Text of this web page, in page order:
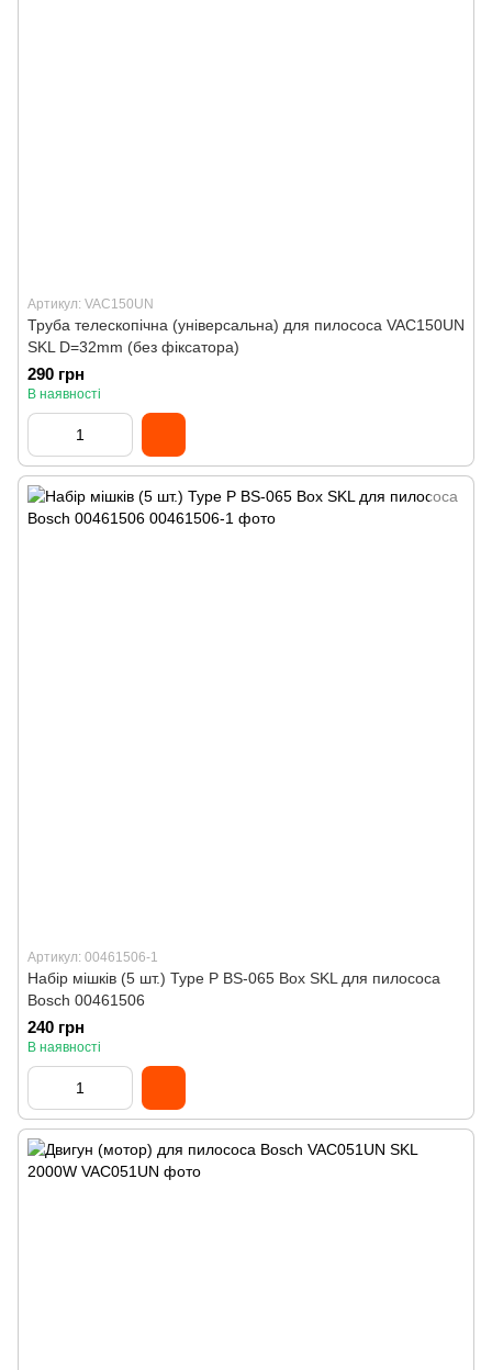
Артикул: VAC150UN
Труба телескопічна (універсальна) для пилососа VAC150UN
SKL D=32mm (без фіксатора)
290 грн
В наявності
Артикул: 00461506-1
Набір мішків (5 шт.) Type P BS-065 Box SKL для пилососа
Bosch 00461506
240 грн
В наявності